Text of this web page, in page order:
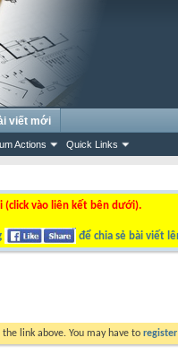
Actions Quick Links
viết mới
(click vào liên kết bên dưới).
để chia sẻ bài viết
the link above. You may have to register